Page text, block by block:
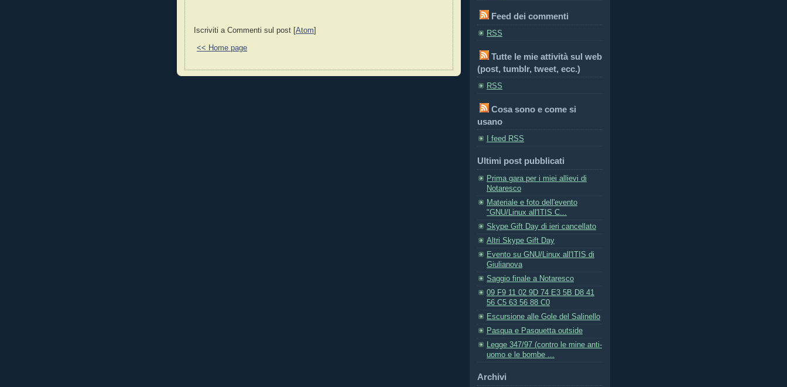
Iscriviti a Commenti sul post [Atom]
<< Home page
Feed dei commenti
RSS
Tutte le mie attività sul web
(post, tumblr, tweet, ecc.)
RSS
Cosa sono e come si
usano
I feed RSS
Ultimi post pubblicati
Prima gara per i miei allievi di
Notaresco
Materiale e foto dell'evento
"GNU/Linux all'ITIS C...
Skype Gift Day di ieri cancellato
Altri Skype Gift Day
Evento su GNU/Linux all'ITIS di
Giulianova
Saggio finale a Notaresco
09 F9 11 02 9D 74 E3 5B D8 41
56 C5 63 56 88 C0
Escursione alle Gole del Salinello
Pasqua e Pasquetta outside
Legge 347/97 (contro le mine anti-
uomo e le bombe ...
Archivi